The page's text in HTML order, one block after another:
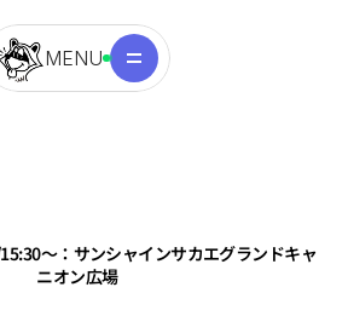
MENU
～：サンシャインサカエグランドキャ
ニオン広場